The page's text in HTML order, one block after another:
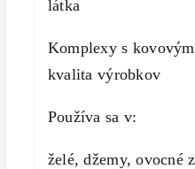
látka
Komplexy s
kvalita výrobkov
Používa sa v:
želé, džemy, ovocné